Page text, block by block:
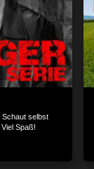
Schaut selbst
Spaß!